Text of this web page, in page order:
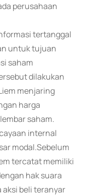
perusahaan
tertanggal
untuk tujuan
saham
dilakukan
menjaring
harga
saham.
internal
modal.Sebelum
tercatat memiliki
hak suara
aksi beli teranyar